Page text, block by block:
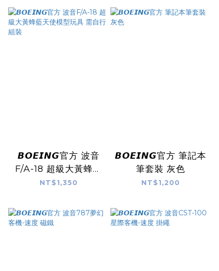
𝘽𝙊𝙀𝙄𝙉𝙂官方 波音
F/A-18 超級大黃蜂藍
天使模型玩具 需自行
NT$1,350
𝘽𝙊𝙀𝙄𝙉𝙂官方 筆記本
筆套裝 灰色
NT$1,200